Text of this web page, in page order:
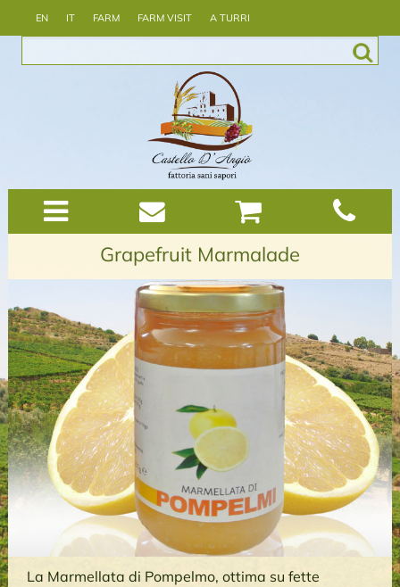
EN IT FARM FARM VISIT A TURRI
Grapefruit Marmalade
La Marmellata di Pompelmo, ottima su fette